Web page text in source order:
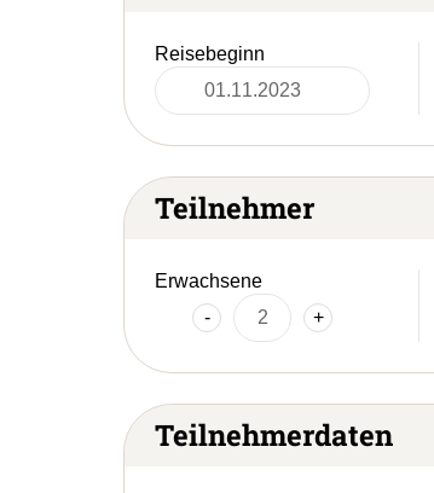
Reisebeginn
Teilnehmer
Erwachsene
-
+
Teilnehmerdaten